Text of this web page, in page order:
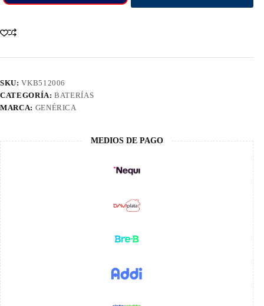
SKU:VKB512006
CATEGORÍA:BATERÍAS
MARCA: GENÉRICA
MEDIOS DE PAGO